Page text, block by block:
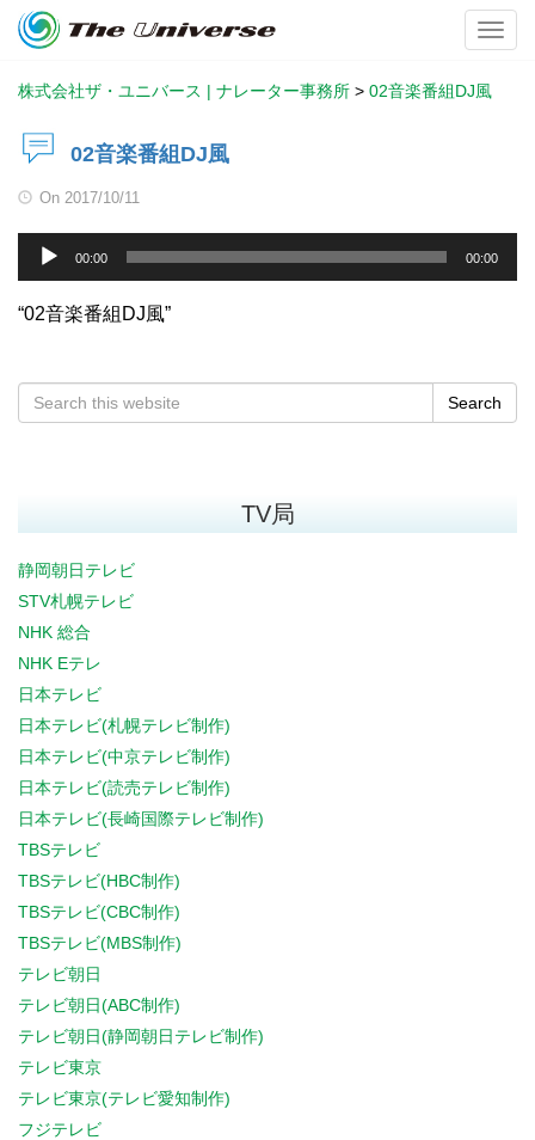
株式会社ザ・ユニバース | ナレーター事務所 > 02音楽番組DJ風
02音楽番組DJ風
On 2017/10/11
声
プ
ヤ
ー
00:00 00:00
“02音楽番組DJ風”
Search
TV局
静岡朝日テレビ
STV札幌テレビ
NHK 総合
NHK Eテレ
日本テレビ
日本テレビ(札幌テレビ制作)
日本テレビ(中京テレビ制作)
日本テレビ(読売テレビ制作)
日本テレビ(長崎国際テレビ制作)
TBSテレビ
TBSテレビ(HBC制作)
TBSテレビ(CBC制作)
TBSテレビ(MBS制作)
テレビ朝日
テレビ朝日(ABC制作)
テレビ朝日(静岡朝日テレビ制作)
テレビ東京
テレビ東京(テレビ愛知制作)
フジテレビ